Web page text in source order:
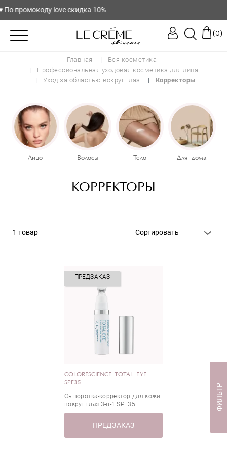
промокоду love скидка 10%
(0)
Главная
Вся косметика
Профессиональная уходовая косметика для лица
Уход за областью вокруг глаз
Корректоры
Лицо Волосы Тело Для дома
КОРРЕКТОРЫ
ФИЛЬТР
Бренд
Colorescience
Тип средств
Крем для глаз
Все типы кожи
1 товар Сортировать
ПРЕДЗАКАЗ
СOLORESCIENCE TOTAL EYE
SPF35
Сыворотка-корректор для кожи
вокруг глаз 3-в-1 SPF35
ПРЕДЗАКАЗ